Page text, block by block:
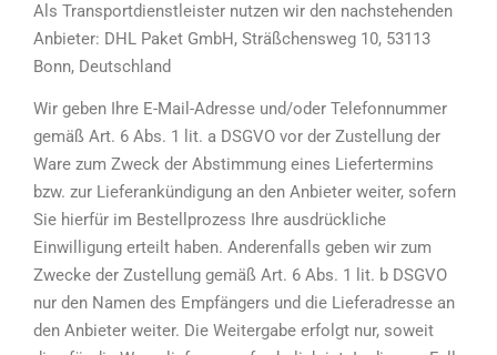
Als Transportdienstleister nutzen wir den nachstehenden
Anbieter: DHL Paket GmbH, Sträßchensweg 10, 53113
Bonn, Deutschland
Wir geben Ihre E-Mail-Adresse und/oder Telefonnummer
gemäß Art. 6 Abs. 1 lit. a DSGVO vor der Zustellung der
Ware zum Zweck der Abstimmung eines Liefertermins
bzw. zur Lieferankündigung an den Anbieter weiter, sofern
Sie hierfür im Bestellprozess Ihre ausdrückliche
Einwilligung erteilt haben. Anderenfalls geben wir zum
Zwecke der Zustellung gemäß Art. 6 Abs. 1 lit. b DSGVO
nur den Namen des Empfängers und die Lieferadresse an
den Anbieter weiter. Die Weitergabe erfolgt nur, soweit